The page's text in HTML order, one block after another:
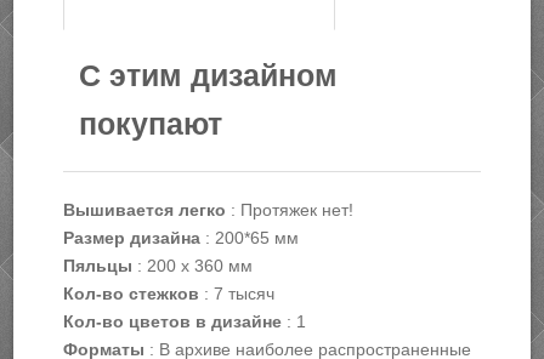
С этим дизайном
покупают
Вышивается легко : Протяжек нет!
Размер дизайна: 200*65 мм
Пяльцы : 200 х 360 мм
Кол-во стежков : 7 тысяч
Кол-во цветов в дизайне: 1
Форматы : В архиве наиболее распространенные